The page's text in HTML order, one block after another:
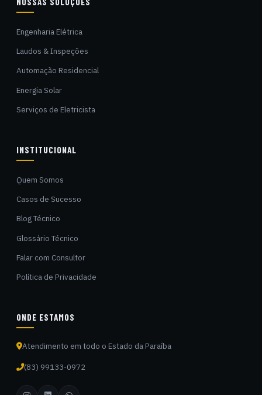
Engenharia Elétrica
Laudos & Inspeções
Automação Residencial
Energia Solar
Serviços de Eletricista
INSTITUCIONAL
Quem Somos
Casos de Sucesso
Blog Técnico
Glossário Técnico
Falar com Consultor
Política de Privacidade
ONDE ESTAMOS
Atendimento em todo o Estado da Paraíba
(83) 99133-0972